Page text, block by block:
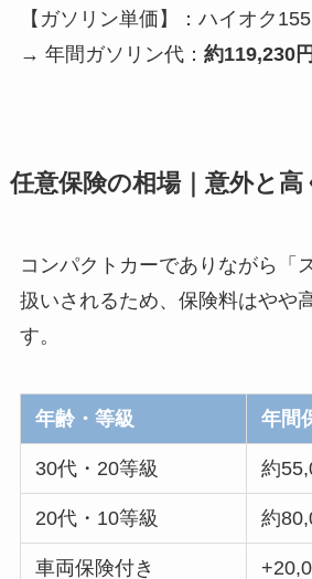
【ガソリン単価】：ハイオク
→ 年間ガソリン代： 約119,230円
任意保険の相場｜意外と高
コンパクトカーでありながら「
扱いされるため、保険料はやや
す。
年齢・等級 年間
30代・20等級 約
20代・10等級 約
車両保険付き